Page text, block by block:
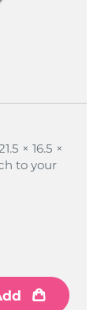
× 16.5 ×
to your
× 16.5 ×
to your